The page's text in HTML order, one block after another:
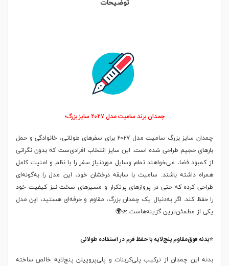
توضیحات
چمدان برند سامیت مدل ۲۰۲۷ سایز بزرگ؛
چمدان سایز بزرگ سامیت مدل ۲۰۲۷ برای سفرهای طولانی، خانوادگی و حمل
بارهای حجیم طراحی شده است. این سایز انتخاب افرادی‌ست که بدون نگرانی
از کمبود فضا، می‌خواهند تمام وسایل موردنیاز سفر را با نظم و امنیت کامل
همراه داشته باشند. سامیت با سابقه درخشان خود، این مدل را به‌گونه‌ای
طراحی کرده که حتی در پروازهای پرتکرار و مسیرهای سخت نیز کیفیت خود
را حفظ کند. اگر به‌دنبال یک چمدان بزرگ، مقاوم و حرفه‌ای هستید، این مدل
یکی از مطمئن‌ترین گزینه‌هاست.🛫🌍
⭐بدنه فوق‌مقاوم پنج‌لایه با حفظ فرم در استفاده طولانی
بدنه این چمدان از ترکیب پلی‌کربنات و پلی‌پروپیلن پنج‌لایه خالص ساخته